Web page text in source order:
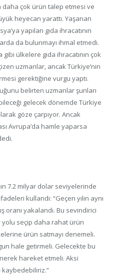
daha çok ürün talep etmesi ve
heyecan yarattı. Yaşanan
yapılan gıda ihracatının
da bulunmayı ihmal etmedi.
ülkelere gıda ihracatının çok
uzmanlar, ancak Türkiye’nin
gerektiğine vurgu yaptı.
belirten uzmanlar şunları
gelecek dönemde Türkiye
göze çarpıyor. Ancak
Avrupa’da hamle yaparsa
7.2 milyar dolar seviyelerinde
kullandı: “Geçen yılın aynı
oranı yakalandı. Bu sevindirici
yolu seçip daha rahat ürün
ürün satmayı denemeli.
hale getirmeli. Gelecekte bu
hareket etmeli. Aksi